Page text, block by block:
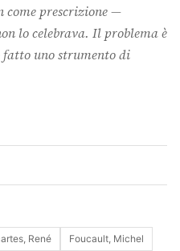
come prescrizione —
lo celebrava. Il problema è
fatto uno strumento di
René
Foucault, Michel